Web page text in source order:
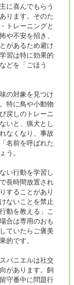
に喜んでもらう
ります。そのた
トレーニングと
不安を招き、
があるため避け
習は特に効果的
どを「ごほう
の対象を見つけ
特に鳥や小動物
戻しのトレーニ
いと、猟犬とし
なくなり、事故
名前を呼ばれた
う。
い行動を学習し
長時間放置され
することがあり
ないことを禁止
動を教える」こ
合は専用のおも
ていたらご褒美
的です。
パニエルは社交
があります。飼
守番中に問題行